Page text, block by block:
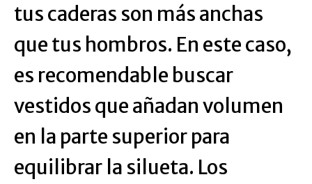
tus caderas son más anchas
que tus hombros. En este caso,
es recomendable buscar
vestidos que añadan volumen
en la parte superior para
equilibrar la silueta. Los